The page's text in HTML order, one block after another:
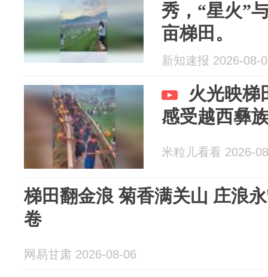
秀，“星火”
亩梯田。
新知速报 2026-08-
火光映梯
感受越西彝
米粒儿看看 2026-
梯田翻金浪 菊香满关山 庄浪
卷
网易甘肃 2026-08-06